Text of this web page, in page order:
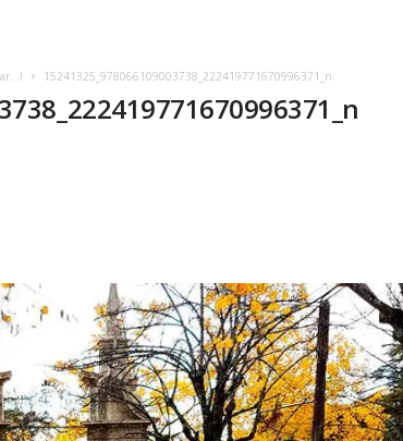
15241325_978066109003738_222419771670996371_n